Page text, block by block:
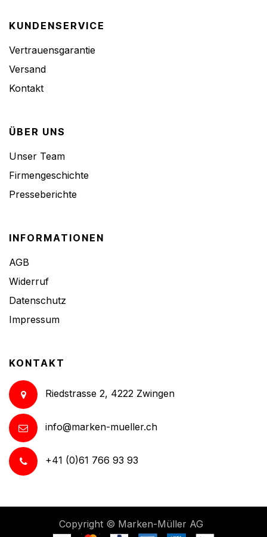
KUNDENSERVICE
Vertrauensgarantie
Versand
Kontakt
ÜBER UNS
Unser Team
Firmengeschichte
Presseberichte
INFORMATIONEN
AGB
Widerruf
Datenschutz
Impressum
KONTAKT
Riedstrasse 2, 4222 Zwingen
info@marken-mueller.ch
+41 (0)61 766 93 93
Copyright © Marken-Müller AG